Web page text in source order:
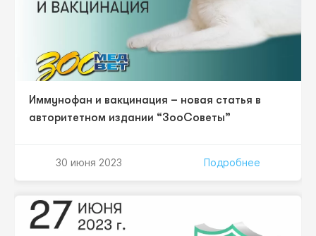
Иммунофан и вакцинация – новая статья в
авторитетном издании “ЗооСоветы”
30 июня 2023 Подробнее